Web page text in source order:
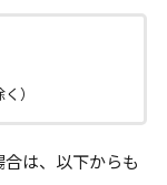
）
は、以下からも